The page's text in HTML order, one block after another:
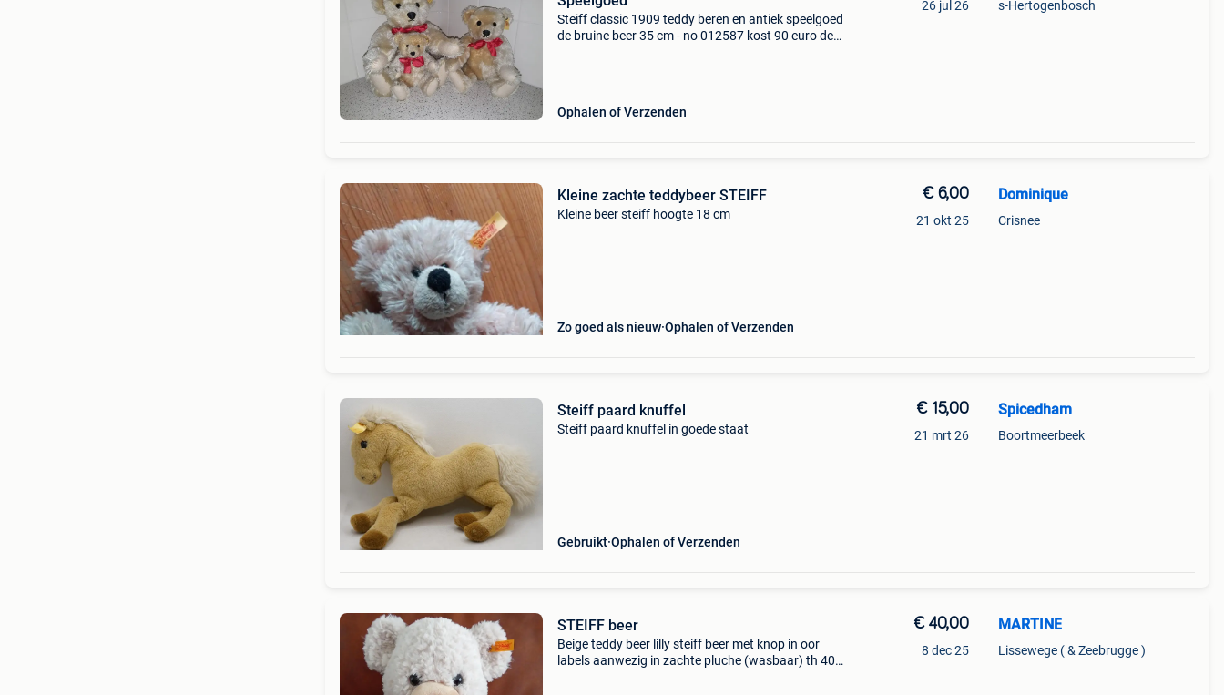
Steiff classic 1909 teddy beren en antiek speelgoed
de bruine beer 35 cm - no 012587 kost 90 euro de
Ophalen of Verzenden
26 jul 26 s-Hertogenbosch
Kleine zachte teddybeer STEIFF
Kleine beer steiff hoogte 18 cm
Zo goed als nieuw Ophalen of Verzenden
€ 6,00
21 okt 25
Dominique
Crisnee
Steiff paard knuffel
Steiff paard knuffel in goede staat
Gebruikt Ophalen of Verzenden
€ 15,00
21 mrt 26
Spicedham
Boortmeerbeek
STEIFF beer
Beige teddy beer lilly steiff beer met knop in oor
labels aanwezig in zachte pluche (wasbaar) th 40
€ 40,00
8 dec 25
MARTINE
Lissewege ( & Zeebrugge )